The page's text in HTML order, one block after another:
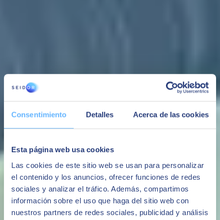
Consentimiento Detalles Acerca de las cookies
Esta página web usa cookies
Las cookies de este sitio web se usan para personalizar
el contenido y los anuncios, ofrecer funciones de redes
sociales y analizar el tráfico. Además, compartimos
información sobre el uso que haga del sitio web con
nuestros partners de redes sociales, publicidad y análisis
Une solution
globale
Couvre toute la
gestion avec
une traçabilité
Multi-
entreprise,
multi-centres,
la production,
interface
multiple, etc.
Logiciel propre
avec service de
programmation
unique qui nous
adapter aux
processus et
aux besoins de
entreprise.
Communication
standard avec
tout type
d'ERP, les
automatiques et
les logiciels de
tiers.
Modulaire
Vous pouvez
choisir les modules
nécessaires, ce qui
vous permet de
des fonctionnalités
à l'avenir de façon
standard.